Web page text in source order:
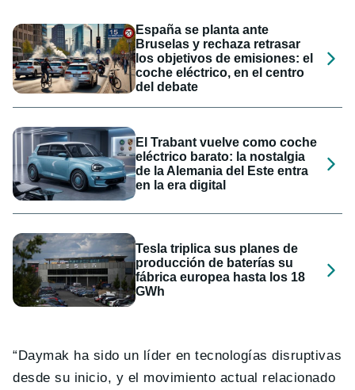
España se planta ante
Bruselas y rechaza retrasar
los objetivos de emisiones: el
coche eléctrico, en el centro
del debate
El Trabant vuelve como coche
eléctrico barato: la nostalgia
de la Alemania del Este entra
en la era digital
Tesla triplica sus planes de
producción de baterías su
fábrica europea hasta los 18
GWh
“Daymak ha sido un líder en tecnologías disruptivas
desde su inicio, y el movimiento actual relacionado